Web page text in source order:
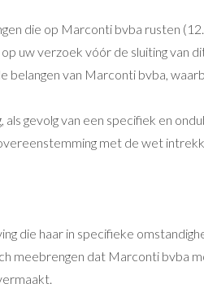
die op Marconti bvba rusten
uw verzoek vóór de sluiting van
belangen van Marconti bvba,
gevolg van een specifiek en
met de wet
die haar in specifieke
meebrengen dat Marconti